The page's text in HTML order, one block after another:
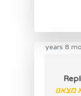
מצאנו